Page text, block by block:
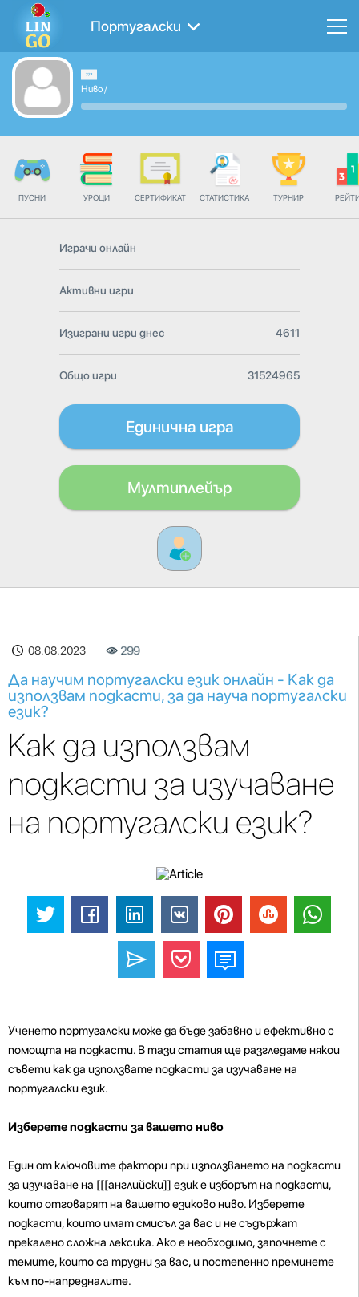
Португалски
Ниво/
ПУСНИ УРОЦИ СЕРТИФИКАТ СТАТИСТИКА ТУРНИР
Играчи онлайн
Активни игри
Изиграни игри днес 4611
Общо игри 31524965
Единична игра
Мултиплейър
08.08.2023 299
Да научим португалски език онлайн - Как да
използвам подкасти, за да науча португалски
език?
Как да използвам
подкасти за изучаване
на португалски език?
Ученето португалски може да бъде забавно и ефективно с
помощта на подкасти. В тази статия ще разгледаме някои
съвети как да използвате подкасти за изучаване на
португалски език.
Изберете подкасти за вашето ниво
Един от ключовите фактори при използването на подкасти
за изучаване на [[[английски]] език е изборът на подкасти,
които отговарят на вашето езиково ниво. Изберете
подкасти, които имат смисъл за вас и не съдържат
прекалено сложна лексика. Ако е необходимо, започнете с
темите, които са трудни за вас, и постепенно преминете
към по-напредналите.